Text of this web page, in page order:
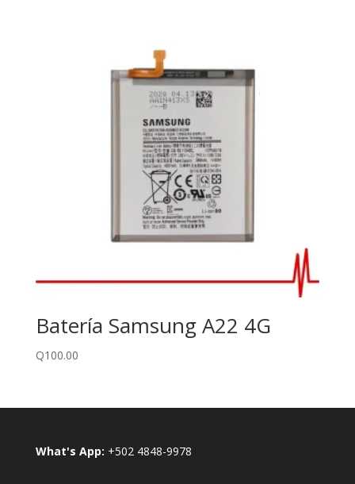
Batería Samsung A22 4G
Q100.00
What's App: +502 4848-9978